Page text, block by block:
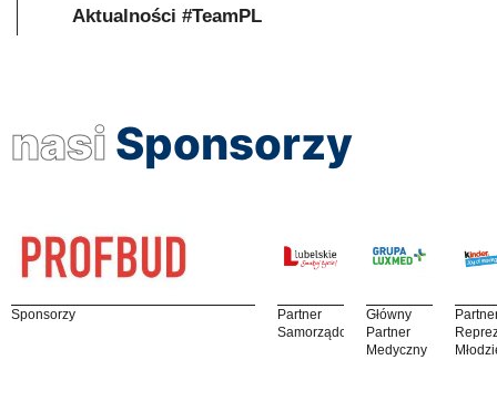
Aktualności #TeamPL
nasi Sponsorzy
Sponsorzy
Partner
Samorządowy
Główny
Partner
Medyczny